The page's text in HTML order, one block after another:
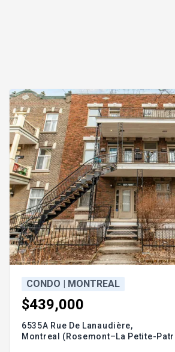
CONDO | MONTREAL
$439,000
6535A Rue De Lanaudière,
Montreal (Rosemont–La Petite-